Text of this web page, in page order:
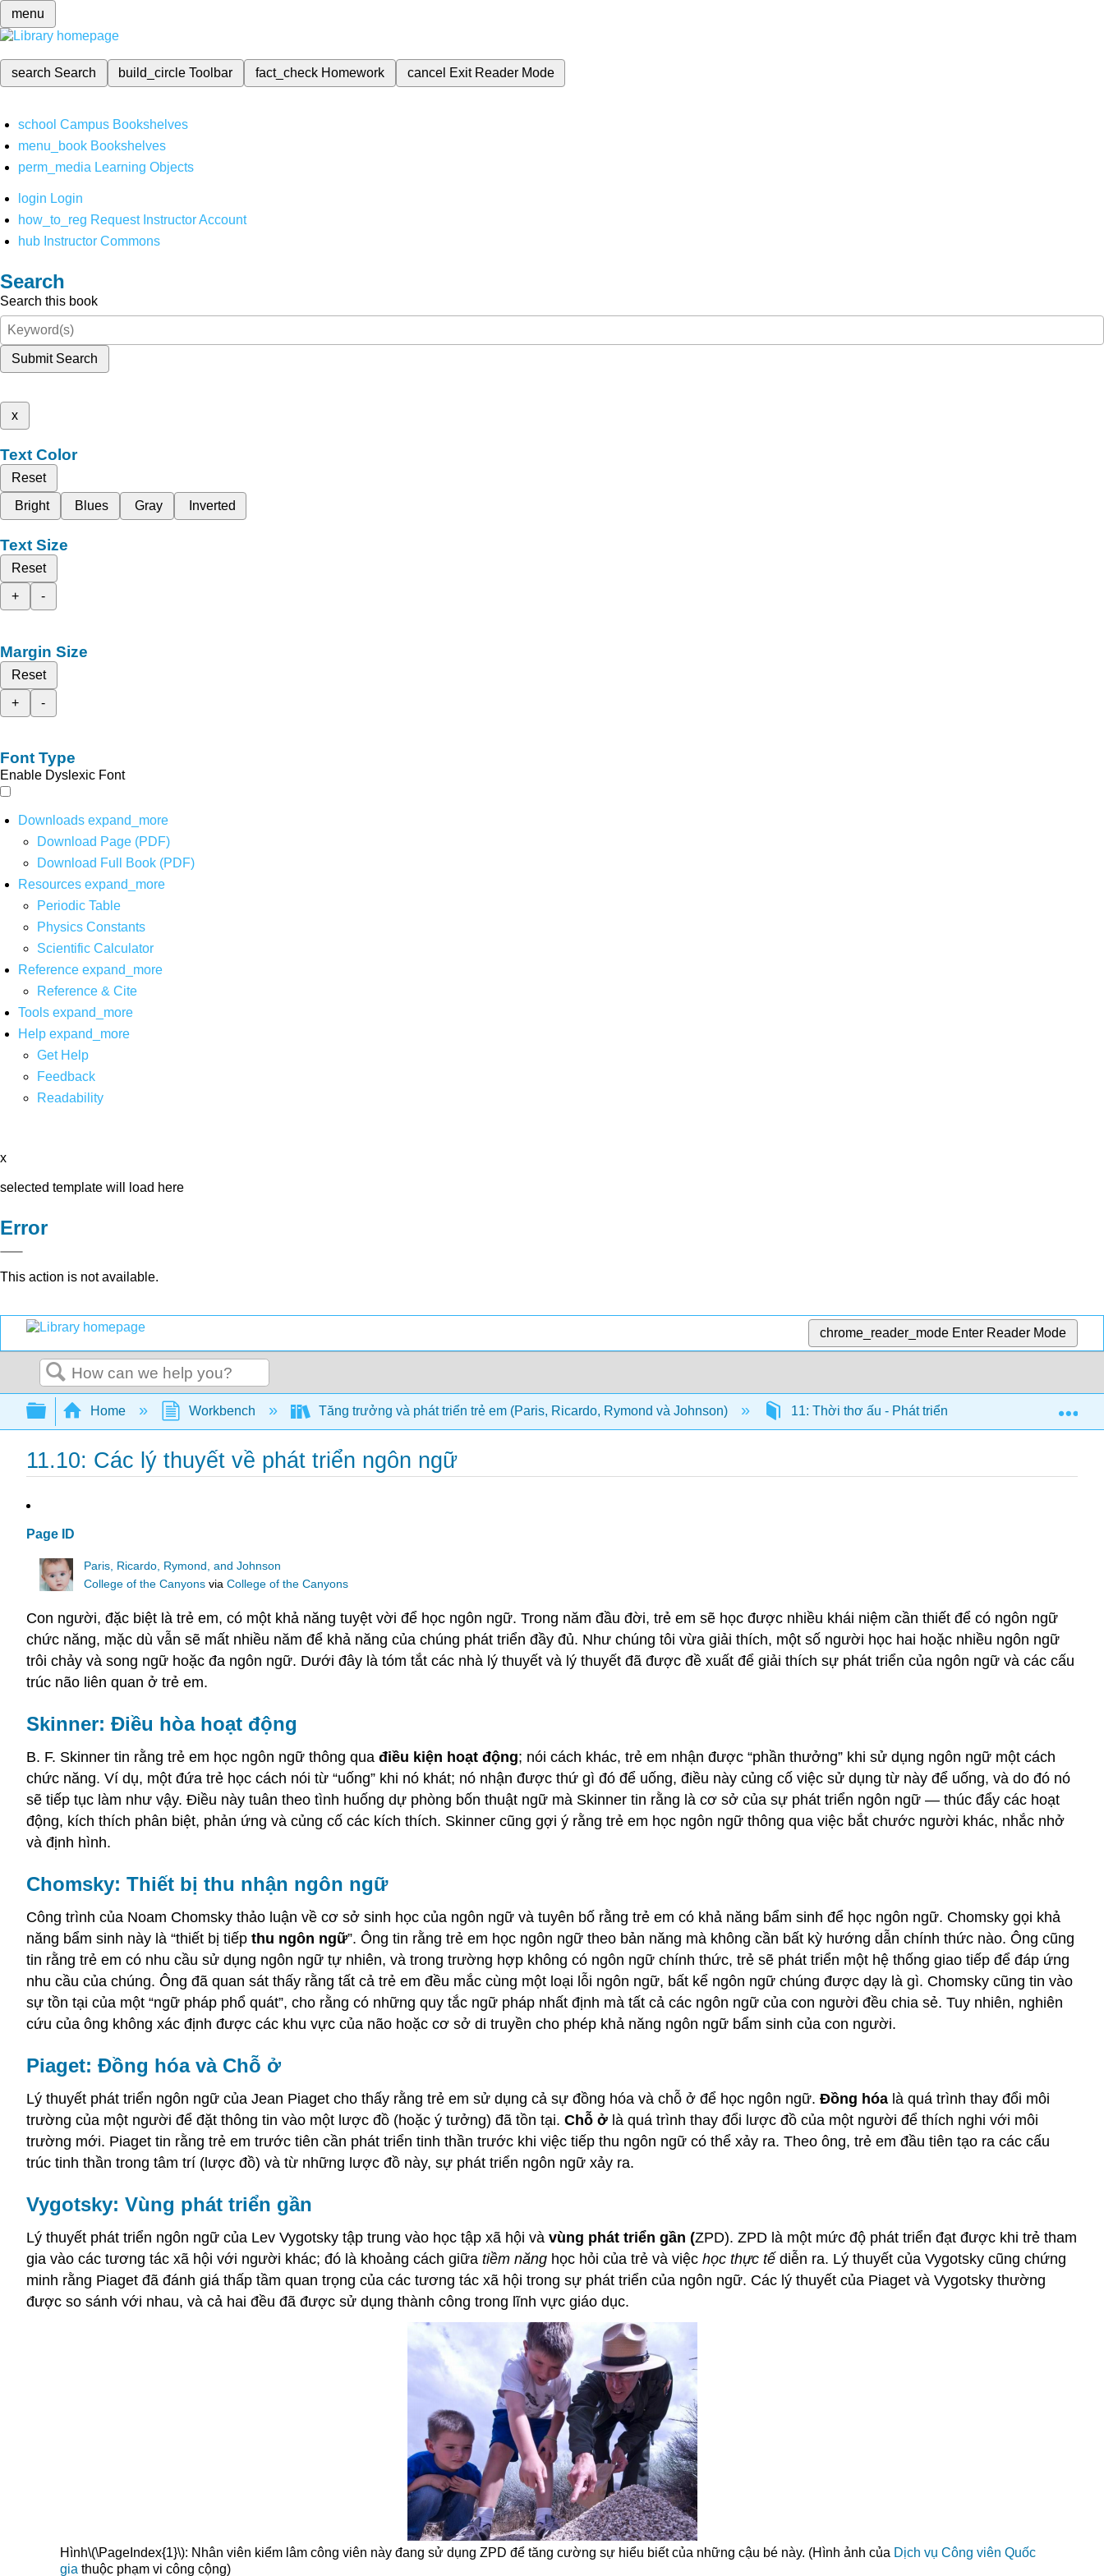
menu
search Search build_circleToolbar fact_check Homework cancel Exit Reader Mode
school Campus Bookshelves
menu_book Bookshelves
perm_media Learning Objects
login Login
how_to_reg Request Instructor Account
hub Instructor Commons
Search
Search this book
Submit Search
x
Text Color
Reset
Bright
Blues Gray Inverted
Text Size
Reset
+
-
Margin Size
Reset
+
-
Font Type
Enable Dyslexic Font
Downloads expand_more
Download Page (PDF)
Download Full Book (PDF)
Resources expand_more
Periodic Table
Physics Constants
Scientific Calculator
Reference expand_more
Reference & Cite
Tools expand_more
Help expand_more
Get Help
Feedback
Readability
x
selected template will load here
Error
This action is not available.
chrome_reader_mode Enter Reader Mode
Search
Expand/collapse global hierarchy
Home Workbench Tăng trưởng và phát triển trẻ em (Paris, Ricardo, Rymond và Johnson) 11: Thời thơ ấu - Phát triển nhận thức
11.10: Các lý thuyết về phát triển ngôn ngữ
Page ID
Paris, Ricardo, Rymond, and Johnson
College of the Canyons viaCollege of the Canyons
Con người, đặc biệt là trẻ em, có một khả năng tuyệt vời để học ngôn ngữ. Trong năm đầu đời, trẻ em sẽ học được nhiều khái niệm cần thiết để có ngôn ngữ
chức năng, mặc dù vẫn sẽ mất nhiều năm để khả năng của chúng phát triển đầy đủ. Như chúng tôi vừa giải thích, một số người học hai hoặc nhiều ngôn ngữ
trôi chảy và song ngữ hoặc đa ngôn ngữ. Dưới đây là tóm tắt các nhà lý thuyết và lý thuyết đã được đề xuất để giải thích sự phát triển của ngôn ngữ và các cấu
trúc não liên quan ở trẻ em.
Skinner: Điều hòa hoạt động
B. F. Skinner tin rằng trẻ em học ngôn ngữ thông qua điều kiện hoạt động; nói cách khác, trẻ em nhận được “phần thưởng” khi sử dụng ngôn ngữ một cách
chức năng. Ví dụ, một đứa trẻ học cách nói từ “uống” khi nó khát; nó nhận được thứ gì đó để uống, điều này củng cố việc sử dụng từ này để uống, và do đó nó
sẽ tiếp tục làm như vậy. Điều này tuân theo tình huống dự phòng bốn thuật ngữ mà Skinner tin rằng là cơ sở của sự phát triển ngôn ngữ — thúc đẩy các hoạt
động, kích thích phân biệt, phản ứng và củng cố các kích thích. Skinner cũng gợi ý rằng trẻ em học ngôn ngữ thông qua việc bắt chước người khác, nhắc nhở
và định hình.
Chomsky: Thiết bị thu nhận ngôn ngữ
Công trình của Noam Chomsky thảo luận về cơ sở sinh học của ngôn ngữ và tuyên bố rằng trẻ em có khả năng bẩm sinh để học ngôn ngữ. Chomsky gọi khả
năng bẩm sinh này là “thiết bị tiếp thu ngôn ngữ”. Ông tin rằng trẻ em học ngôn ngữ theo bản năng mà không cần bất kỳ hướng dẫn chính thức nào. Ông cũng
tin rằng trẻ em có nhu cầu sử dụng ngôn ngữ tự nhiên, và trong trường hợp không có ngôn ngữ chính thức, trẻ sẽ phát triển một hệ thống giao tiếp để đáp ứng
nhu cầu của chúng. Ông đã quan sát thấy rằng tất cả trẻ em đều mắc cùng một loại lỗi ngôn ngữ, bất kể ngôn ngữ chúng được dạy là gì. Chomsky cũng tin vào
sự tồn tại của một “ngữ pháp phổ quát”, cho rằng có những quy tắc ngữ pháp nhất định mà tất cả các ngôn ngữ của con người đều chia sẻ. Tuy nhiên, nghiên
cứu của ông không xác định được các khu vực của não hoặc cơ sở di truyền cho phép khả năng ngôn ngữ bẩm sinh của con người.
Piaget: Đồng hóa và Chỗ ở
Lý thuyết phát triển ngôn ngữ của Jean Piaget cho thấy rằng trẻ em sử dụng cả sự đồng hóa và chỗ ở để học ngôn ngữ. Đồng hóa là quá trình thay đổi môi
trường của một người để đặt thông tin vào một lược đồ (hoặc ý tưởng) đã tồn tại. Chỗ ở là quá trình thay đổi lược đồ của một người để thích nghi với môi
trường mới. Piaget tin rằng trẻ em trước tiên cần phát triển tinh thần trước khi việc tiếp thu ngôn ngữ có thể xảy ra. Theo ông, trẻ em đầu tiên tạo ra các cấu
trúc tinh thần trong tâm trí (lược đồ) và từ những lược đồ này, sự phát triển ngôn ngữ xảy ra.
Vygotsky: Vùng phát triển gần
Lý thuyết phát triển ngôn ngữ của Lev Vygotsky tập trung vào học tập xã hội và vùng phát triển gần (ZPD). ZPD là một mức độ phát triển đạt được khi trẻ tham
gia vào các tương tác xã hội với người khác; đó là khoảng cách giữa tiềm năng học hỏi của trẻ và việc học thực tế diễn ra. Lý thuyết của Vygotsky cũng chứng
minh rằng Piaget đã đánh giá thấp tầm quan trọng của các tương tác xã hội trong sự phát triển của ngôn ngữ. Các lý thuyết của Piaget và Vygotsky thường
được so sánh với nhau, và cả hai đều đã được sử dụng thành công trong lĩnh vực giáo dục.
Hình\(\PageIndex{1}\): Nhân viên kiểm lâm công viên này đang sử dụng ZPD để tăng cường sự hiểu biết của những cậu bé này. (Hình ảnh của Dịch vụ Công viên Quốc
gia thuộc phạm vi công cộng)